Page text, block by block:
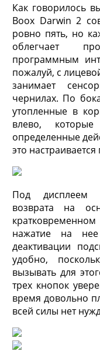
Как говорилось
Boox Darwin 2
ровно пять, но
облегчает
программным
пожалуй, с
занимает
чернилах. По
утопленные в
влево,
определенные
это
Под дисплеем
возврата на
нажатие на
деактивации
удобно,
вызывать для
трех кнопок
время довольно
всей силы нет